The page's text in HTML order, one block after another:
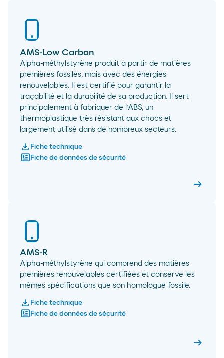
AMS-Low Carbon
Alpha-méthylstyrène produit à partir de matières
premières fossiles, mais avec des énergies
renouvelables. Il est certifié pour garantir la
traçabilité et la durabilité de sa production. Il sert
principalement à fabriquer de l’ABS, un
thermoplastique très résistant aux chocs et
largement utilisé dans de nombreux secteurs.
download Fiche technique
newsmode Fiche de données de sécurité
arrow_right_altAMS-
AMS-R
Alpha-méthylstyrène qui comprend des matières
premières renouvelables certifiées et conserve les
mêmes spécifications que son homologue fossile.
download Fiche technique
newsmode Fiche de données de sécurité
arrow_right_altAMS-R